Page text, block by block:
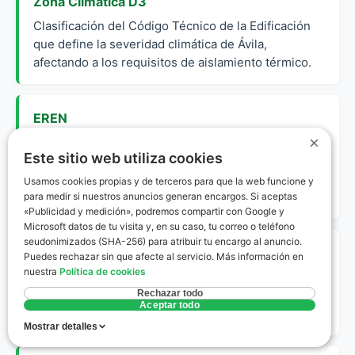
Clasificación del Código Técnico de la Edificación
que define la severidad climática de Ávila,
afectando a los requisitos de aislamiento térmico.
EREN
organismo encargado del registro y control de los
certificados de eficiencia energética en la
comunidad.
Envolvente Térmica
Conjunto de cerramientos (muros, ventanas,
tejados) que separan el interior habitable de una
vivienda del ambiente exterior.
×
Este sitio web utiliza cookies
Usamos cookies propias y de terceros para que la web funcione y
para medir si nuestros anuncios generan encargos. Si aceptas
«Publicidad y medición», podremos compartir con Google y
Microsoft datos de tu visita y, en su caso, tu correo o teléfono
seudonimizados (SHA-256) para atribuir tu encargo al anuncio.
Puedes rechazar sin que afecte al servicio. Más información en
nuestra Política de cookies
Rechazar todo
Aceptar todo
Mostrar detalles